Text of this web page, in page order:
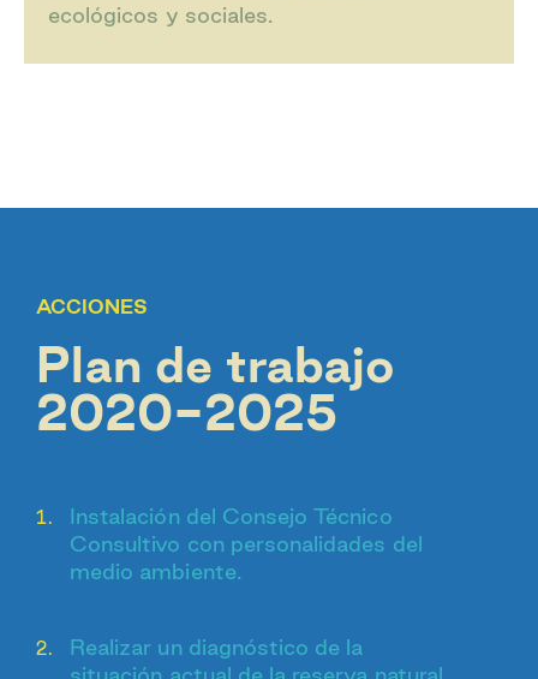
ecológicos y sociales.
ACCIONES
Plan de trabajo
2020-2025
Instalación del Consejo Técnico
Consultivo con personalidades del
medio ambiente.
Realizar un diagnóstico de la
situación actual de la reserva natural